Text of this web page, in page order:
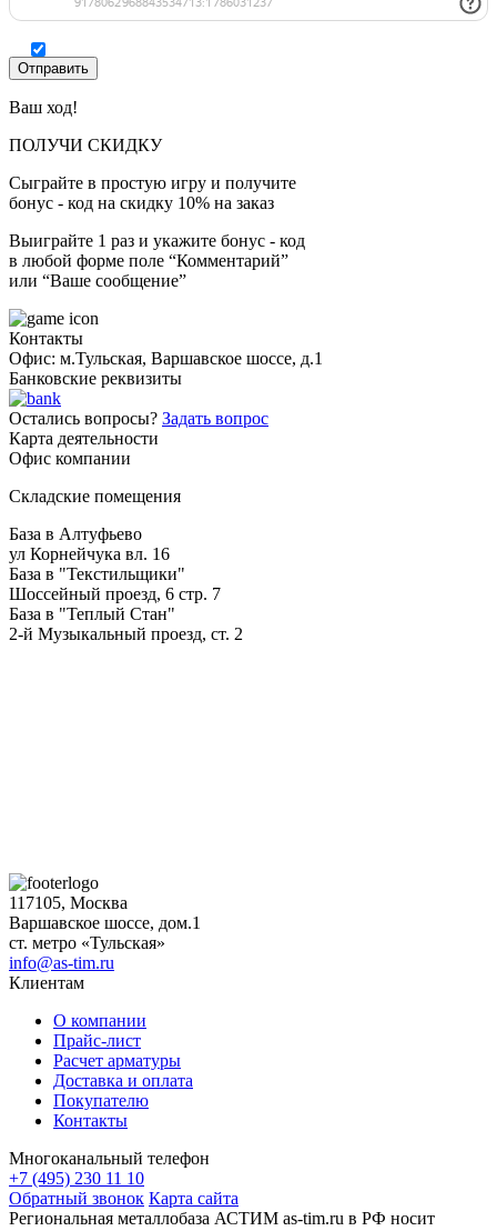
Ваш ход!
ПОЛУЧИ СКИДКУ
Сыграйте в простую игру и получите
бонус - код на скидку 10% на заказ
Выиграйте 1 раз и укажите бонус - код
в любой форме поле “Комментарий”
или “Ваше сообщение”
Контакты
Офис: м.Тульская, Варшавское шоссе, д.1
Банковские реквизиты
Остались вопросы? Задать вопрос
Карта деятельности
Офис компании
Складские помещения
База в Алтуфьево
ул Корнейчука вл. 16
База в "Текстильщики"
Шоссейный проезд, 6 стр. 7
База в "Теплый Стан"
2-й Музыкальный проезд, ст. 2
117105, Москва
Варшавское шоссе, дом.1
ст. метро «Тульская»
info@as-tim.ru
Клиентам
О компании
Прайс-лист
Расчет арматуры
Доставка и оплата
Покупателю
Контакты
Многоканальный телефон
+7 (495) 230 11 10
Обратный звонок Карта сайта
Региональная металлобаза АСТИМ as-tim.ru в РФ носит